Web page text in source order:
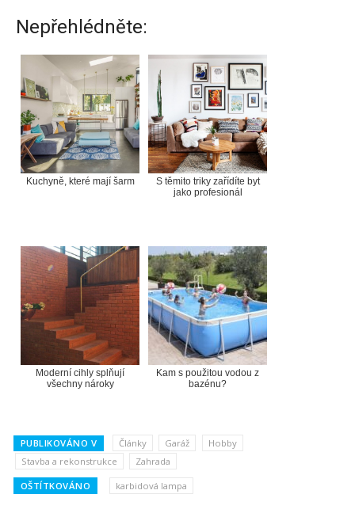
Nepřehlédněte:
Kuchyně, které mají šarm
S těmito triky zařídíte byt
jako profesionál
Moderní cihly splňují
všechny nároky
Kam s použitou vodou z
bazénu?
PUBLIKOVÁNO V Články Garáž
Hobby
Stavba a rekonstrukce
Zahrada
OŠTÍTKOVÁNO karbidová lampa